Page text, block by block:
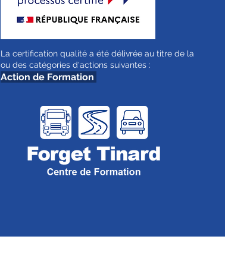
La certification qualité a été délivrée au titre de la
ou des catégories d'actions suivantes :
Action de Formation